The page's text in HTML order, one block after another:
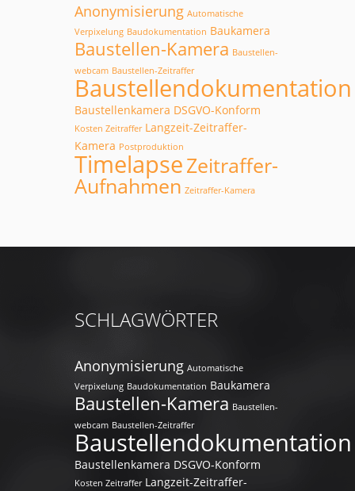
Anonymisierung Automatische
Verpixelung Baudokumentation Baukamera
Baustellen-Kamera Baustellen-
webcam Baustellen-Zeitraffer
Baustellendokumentation
Baustellenkamera DSGVO-Konform
Kosten Zeitraffer Langzeit-Zeitraffer-
Kamera Postproduktion
TimelapseZeitraffer-
Aufnahmen Zeitraffer-Kamera
SCHLAGWÖRTER
Anonymisierung Automatische
Verpixelung Baudokumentation Baukamera
Baustellen-Kamera Baustellen-
webcam Baustellen-Zeitraffer
Baustellendokumentation
Baustellenkamera DSGVO-Konform
Kosten Zeitraffer Langzeit-Zeitraffer-